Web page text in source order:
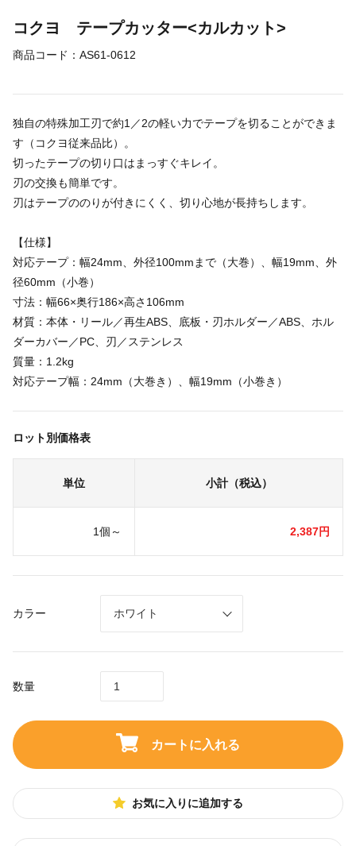
コクヨ テープカッター<カルカット>
商品コード： AS61-0612
独自の特殊加工刃で約1／2の軽い力でテープを切ることができま
す（コクヨ従来品比）。
切ったテープの切り口はまっすぐキレイ。
刃の交換も簡単です。
刃はテープののりが付きにくく、切り心地が長持ちします。
【仕様】
対応テープ：幅24mm、外径100mmまで（大巻）、幅19mm、外
径60mm（小巻）
寸法：幅66×奥行186×高さ106mm
材質：本体・リール／再生ABS、底板・刃ホルダー／ABS、ホル
ダーカバー／PC、刃／ステンレス
質量：1.2kg
対応テープ幅：24mm（大巻き）、幅19mm（小巻き）
ロット別価格表
単位 小計（税込）
1個～ 2,387円
カラー
数量
カートに入れる
お気に入りに追加する